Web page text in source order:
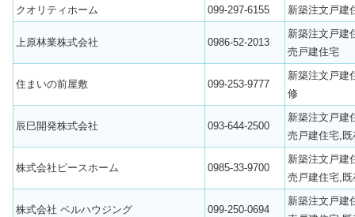
クオリティホーム
099-297-6155 新築注文戸建
上原林業株式会社 0986-52-2013
新築注文戸建
売戸建住宅
住まいの前屋敷 099-253-9777
新築注文戸建
修
辰巳開発株式会社 093-644-2500
新築注文戸建
売戸建住宅,既
株式会社ピースホーム 0985-33-9700
新築注文戸建
売戸建住宅,既
株式会社 ベルハウジング 099-250-0694
新築注文戸建